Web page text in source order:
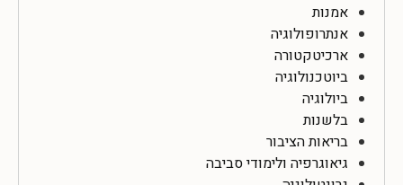
אמנות
אנתרופולוגיה
ארכיטקטורה
ביוטכנולוגיה
ביולוגיה
בלשנות
בריאות הציבור
גיאוגרפיה ולימודי סביבה